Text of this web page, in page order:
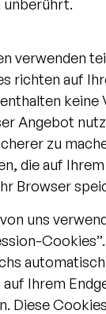
unberührt.
verwenden
richten auf
keine
Angebot
zu
die auf
Browser
uns
Ihrem
Diese